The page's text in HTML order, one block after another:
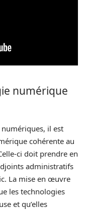
numérique
il est
cohérente au
ci doit prendre en
administratifs
La mise en œuvre
les technologies
et qu’elles